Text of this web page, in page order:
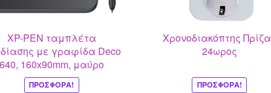
XP-PEN ταμπλέτα
με γραφίδα Deco
160x90mm, μαύρο
ΠΡΟΣΦΟΡΆ!
Χρονοδιακόπτης
24ωρος
ΠΡΟΣΦΟΡΆ!